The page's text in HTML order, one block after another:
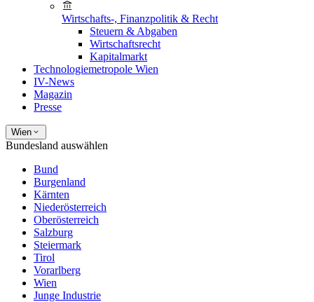
Wirtschafts-, Finanzpolitik & Recht
Steuern & Abgaben
Wirtschaftsrecht
Kapitalmarkt
Technologiemetropole Wien
IV-News
Magazin
Presse
Wien
Bundesland auswählen
Bund
Burgenland
Kärnten
Niederösterreich
Oberösterreich
Salzburg
Steiermark
Tirol
Vorarlberg
Wien
Junge Industrie